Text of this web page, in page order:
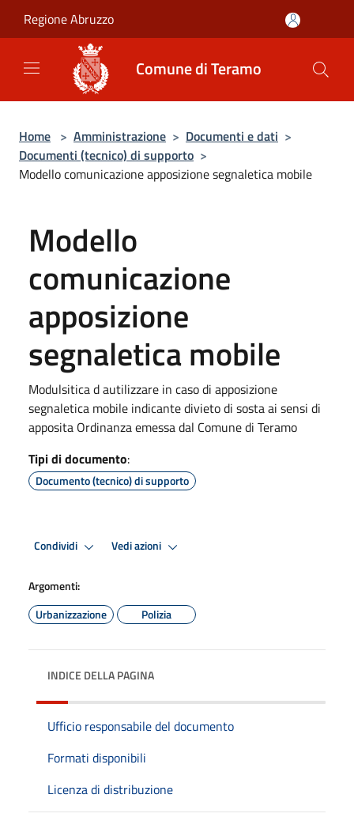
Regione Abruzzo
Comune di Teramo
Home > Amministrazione > Documenti e dati >
Documenti (tecnico) di supporto >
Modello comunicazione apposizione segnaletica mobile
Modello
comunicazione
apposizione
segnaletica mobile
Modulsitica d autilizzare in caso di apposizione
segnaletica mobile indicante divieto di sosta ai sensi di
apposita Ordinanza emessa dal Comune di Teramo
Tipi di documento:
Documento (tecnico) di supporto
Condividi Vedi azioni
Argomenti:
Urbanizzazione
Polizia
INDICE DELLA PAGINA
Ufficio responsabile del documento
Formati disponibili
Licenza di distribuzione